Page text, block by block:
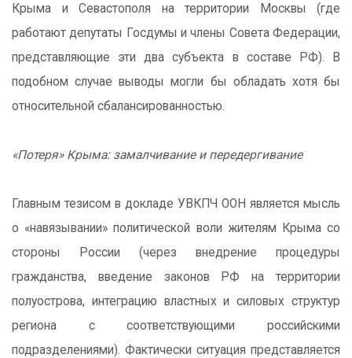
Крыма и Севастополя на территории Москвы (где
работают депутаты Госдумы и члены Совета Федерации,
представляющие эти два субъекта в составе РФ). В
подобном случае выводы могли бы обладать хотя бы
относительной сбалансированностью.
«Потеря» Крыма: замалчивание и передергивание
Главным тезисом в докладе УВКПЧ ООН является мысль
о «навязывании» политической воли жителям Крыма со
стороны России (через внедрение процедуры
гражданства, введение законов РФ на территории
полуострова, интеграцию властных и силовых структур
региона с соответствующими российскими
подразделениями). Фактически ситуация представляется